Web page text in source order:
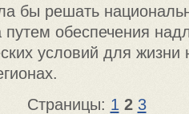
бы решать
путем обеспечения
условий для жизни
Страницы: 1 2 3